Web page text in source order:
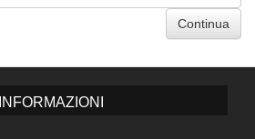
Continua
INFORMAZIONI